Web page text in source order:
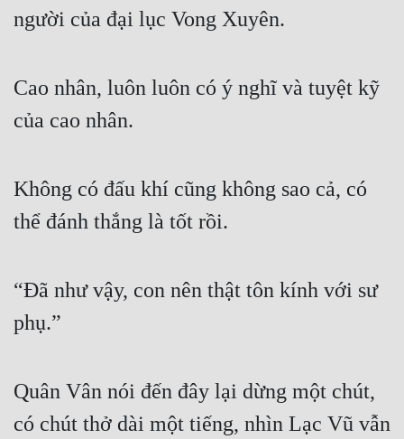
người của đại lục Vong Xuyên.
Cao nhân, luôn luôn có ý nghĩ và tuyệt kỹ
của cao nhân.
Không có đấu khí cũng không sao cả, có
thể đánh thắng là tốt rồi.
“Đã như vậy, con nên thật tôn kính với sư
phụ.”
Quân Vân nói đến đây lại dừng một chút,
có chút thở dài một tiếng, nhìn Lạc Vũ vẫn